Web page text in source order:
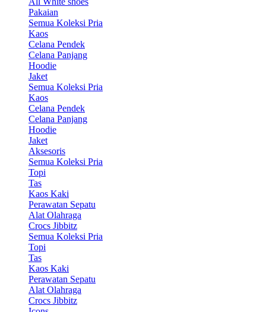
Pakaian
Semua Koleksi Pria
Kaos
Celana Pendek
Celana Panjang
Hoodie
Jaket
Semua Koleksi Pria
Kaos
Celana Pendek
Celana Panjang
Hoodie
Jaket
Aksesoris
Semua Koleksi Pria
Topi
Tas
Kaos Kaki
Perawatan Sepatu
Alat Olahraga
Crocs Jibbitz
Semua Koleksi Pria
Topi
Tas
Kaos Kaki
Perawatan Sepatu
Alat Olahraga
Crocs Jibbitz